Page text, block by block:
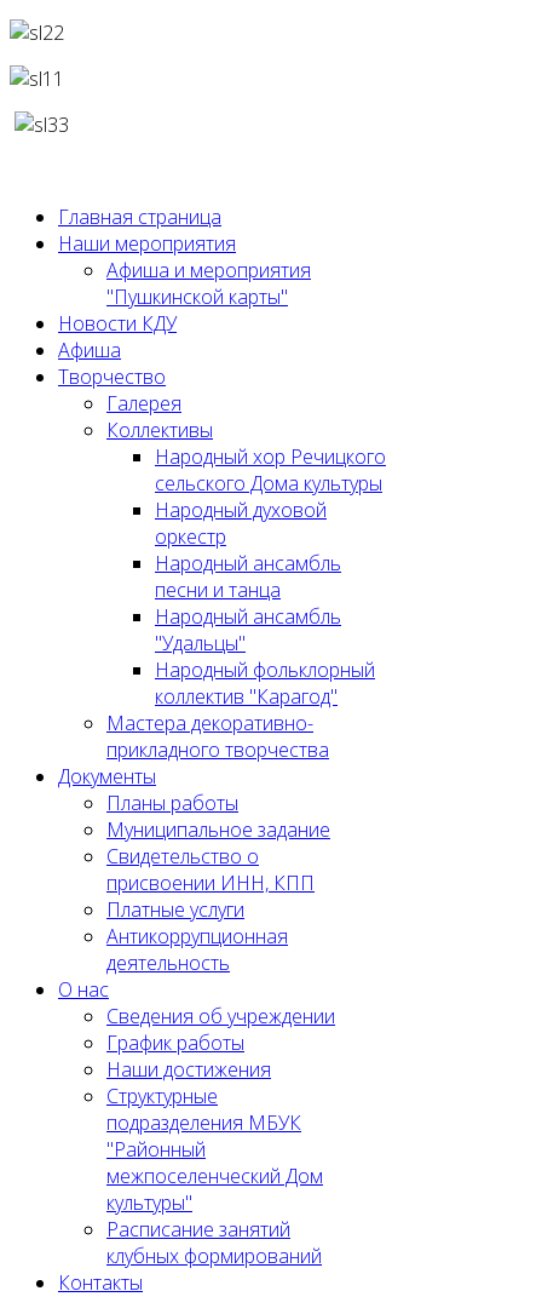
Главная страница
Наши мероприятия
Афиша и мероприятия
"Пушкинской карты"
Новости КДУ
Афиша
Творчество
Галерея
Коллективы
Народный хор Речицкого
сельского Дома культуры
Народный духовой
оркестр
Народный ансамбль
песни и танца
Народный ансамбль
"Удальцы"
Народный фольклорный
коллектив "Карагод"
Мастера декоративно-
прикладного творчества
Документы
Планы работы
Муниципальное задание
Cвидетельство о
присвоении ИНН, КПП
Платные услуги
Антикоррупционная
деятельность
О нас
Сведения об учреждении
График работы
Наши достижения
Структурные
подразделения МБУК
"Районный
межпоселенческий Дом
культуры"
Расписание занятий
клубных формирований
Контакты